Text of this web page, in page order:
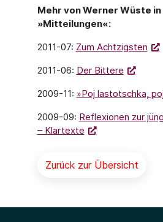
Mehr von Werner Wüste in
»Mitteilungen«:
2011-07: Zum Achtzigsten
2011-06: Der Bittere
2009-11: »Poj lastotschka,
2009-09: Reflexionen zur
– Klartexte
Zurück zur Übersicht